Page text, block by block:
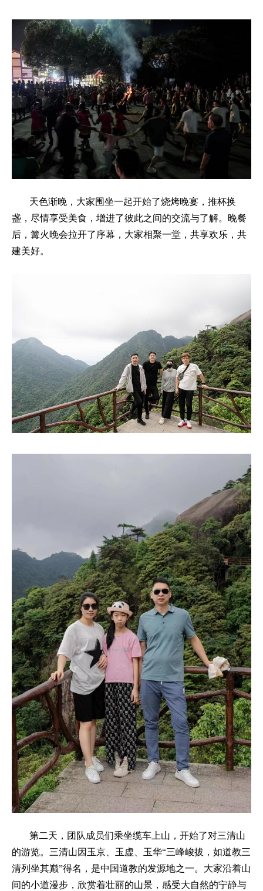
天色渐晚，大家围坐一起开始了烧烤晚宴，推杯换
盏，尽情享受美食，增进了彼此之间的交流与了解。晚餐
后，篝火晚会拉开了序幕，大家相聚一堂，共享欢乐，共
建美好。
第二天，团队成员们乘坐缆车上山，开始了对三清山
的游览。三清山因玉京、玉虚、玉华“三峰峻拔，如道教三
清列坐其巅”得名，是中国道教的发源地之一。大家沿着山
间的小道漫步，欣赏着壮丽的山景，感受大自然的宁静与